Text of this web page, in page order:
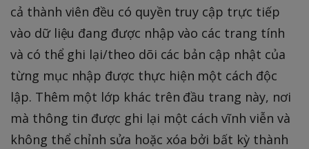
cả thành viên đều có quyền truy cập trực tiếp
vào dữ liệu đang được nhập vào các trang tính
và có thể ghi lại/theo dõi các bản cập nhật của
từng mục nhập được thực hiện một cách độc
lập. Thêm một lớp khác trên đầu trang này, nơi
mà thông tin được ghi lại một cách vĩnh viễn và
không thể chỉnh sửa hoặc xóa bởi bất kỳ thành